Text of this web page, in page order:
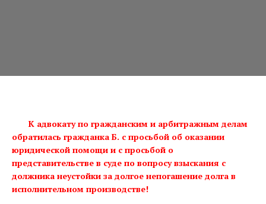
К адвокату по гражданским и арбитражным делам
обратилась гражданка Б. с просьбой об оказании
юридической помощи и с просьбой о
представительстве в суде по вопросу взыскания с
должника неустойки за долгое непогашение долга в
исполнительном производстве!